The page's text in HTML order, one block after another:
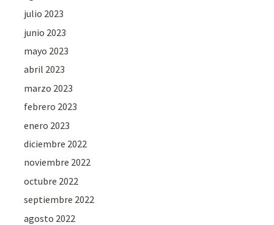
julio 2023
junio 2023
mayo 2023
abril 2023
marzo 2023
febrero 2023
enero 2023
diciembre 2022
noviembre 2022
octubre 2022
septiembre 2022
agosto 2022